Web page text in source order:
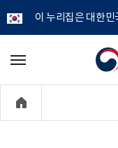
이 누리집은 대한
개
정
메
기